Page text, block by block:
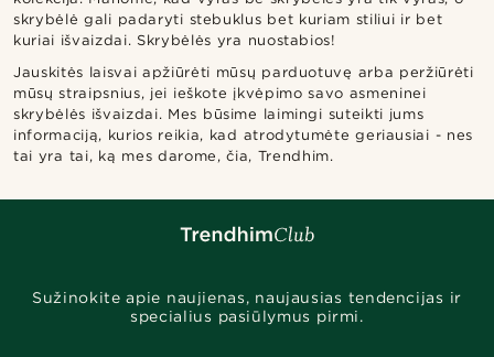
skrybėlė gali padaryti stebuklus bet kuriam stiliui ir bet
kuriai išvaizdai. Skrybėlės yra nuostabios!
Jauskitės laisvai apžiūrėti mūsų parduotuvę arba peržiūrėti
mūsų straipsnius, jei ieškote įkvėpimo savo asmeninei
skrybėlės išvaizdai. Mes būsime laimingi suteikti jums
informaciją, kurios reikia, kad atrodytumėte geriausiai - nes
tai yra tai, ką mes darome, čia, Trendhim.
Sužinokite apie naujienas, naujausias tendencijas ir
specialius pasiūlymus pirmi.